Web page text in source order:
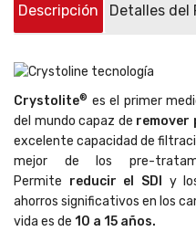
Descripción Detalles del
Crystolite® es el primer
del mundo capaz de remover
excelente capacidad de
mejor de los pre-
Permite reducir el SDI
y
ahorros significativos en los
vida es de 10 a 15 años.